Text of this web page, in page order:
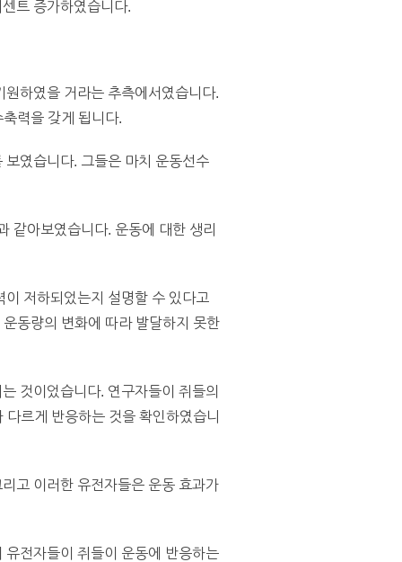
트 증가하였습니다.
하였을 거라는 추측에서였습니다.
력을 갖게 됩니다.
였습니다. 그들은 마치 운동선수
같아보였습니다. 운동에 대한 생리
저하되었는지 설명할 수 있다고
동량의 변화에 따라 발달하지 못한
것이었습니다. 연구자들이 쥐들의
르게 반응하는 것을 확인하였습니
고 이러한 유전자들은 운동 효과가
전자들이 쥐들이 운동에 반응하는